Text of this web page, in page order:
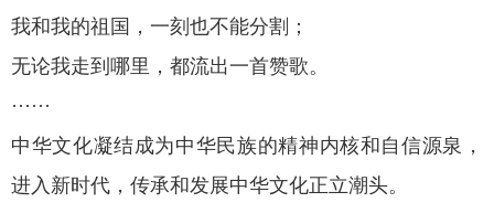
我和我的祖国，一刻也不能分割；
无论我走到哪里，都流出一首赞歌。
······
中华文化凝结成为中华民族的精神内核和自信源泉，
进入新时代，传承和发展中华文化正立潮头。